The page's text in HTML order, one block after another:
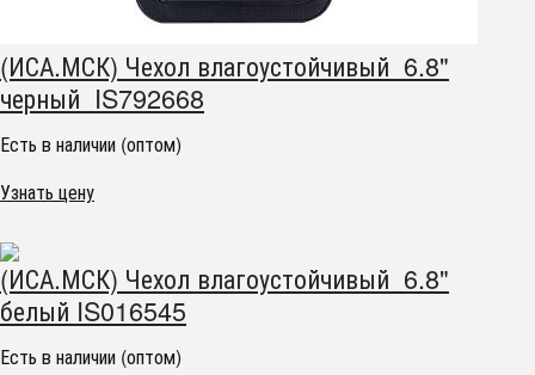
(ИСА.МСК) Чехол влагоустойчивый 6.8"
черный IS792668
Есть в наличии (оптом)
Узнать цену
(ИСА.МСК) Чехол влагоустойчивый 6.8"
белый IS016545
Есть в наличии (оптом)